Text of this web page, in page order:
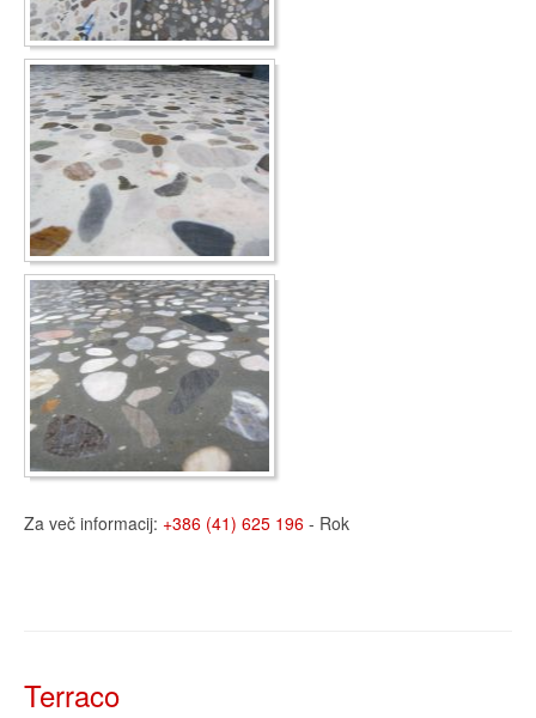
Za več informacij: +386 (41) 625 196 - Rok
Terraco